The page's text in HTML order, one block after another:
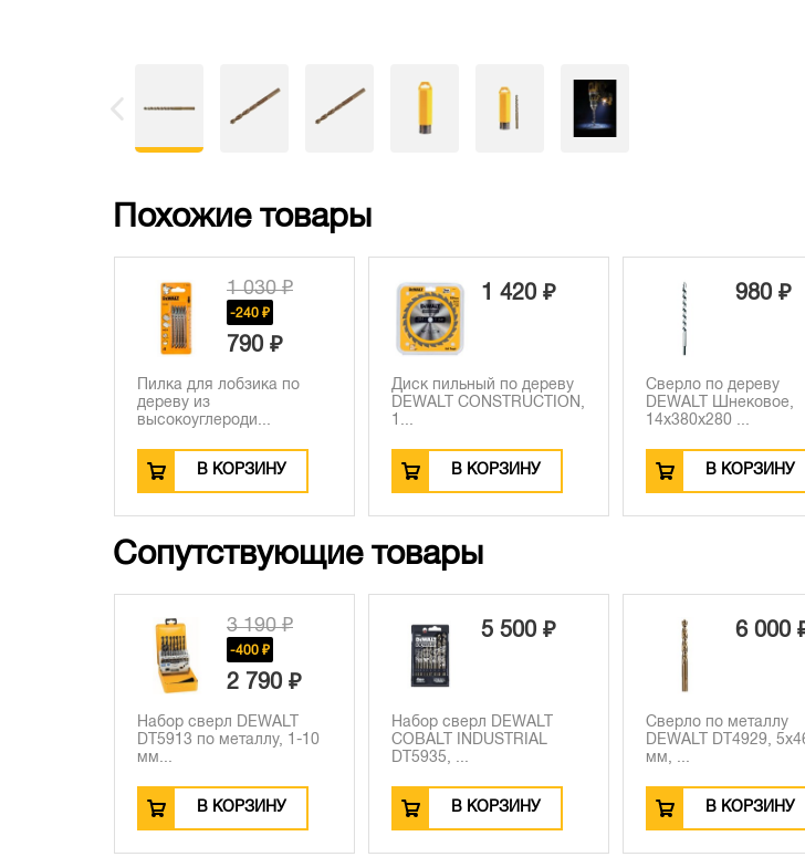
Похожие товары
1 030 ₽
-240 ₽
790 ₽
Пилка для лобзика по
дереву из
высокоуглероди...
В КОРЗИНУ
1 420 ₽
Диск пильный по дереву
DEWALT CONSTRUCTION,
1...
В КОРЗИНУ
980 ₽
Сверло по дереву
DEWALT Шнековое,
14x380x280 ...
В КОРЗИНУ
Сопутствующие товары
3 190 ₽
-400 ₽
2 790 ₽
Набор сверл DEWALT
DT5913 по металлу, 1-10
мм...
В КОРЗИНУ
5 500 ₽
Набор сверл DEWALT
COBALT INDUSTRIAL
DT5935, ...
В КОРЗИНУ
6 000
Сверло по металлу
DEWALT DT4929,
мм, ...
В КОРЗИНУ